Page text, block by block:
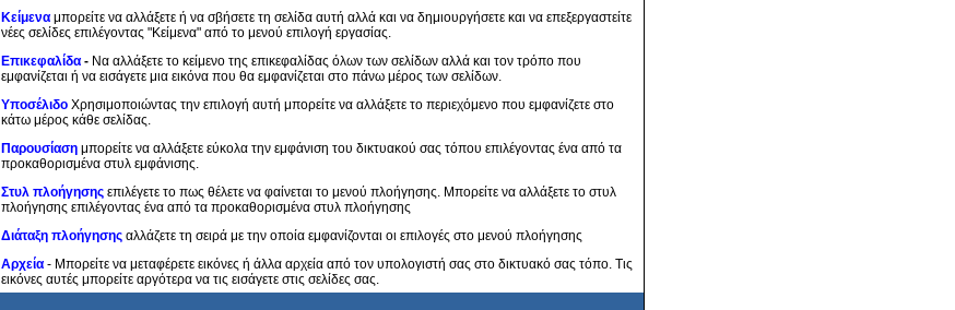
Κείμενα μπορείτε να αλλάξετε ή να σβήσετε τη σελίδα αυτή αλλά και να δημιουργήσετε και να επεξεργαστείτε
νέες σελίδες επιλέγοντας "Κείμενα" από το μενού επιλογή εργασίας.
Επικεφαλίδα -Να αλλάξετε το κείμενο της επικεφαλίδας όλων των σελίδων αλλά και τον τρόπο που
εμφανίζεται ή να εισάγετε μια εικόνα που θα εμφανίζεται στο πάνω μέρος των σελίδων.
Υποσέλιδο Χρησιμοποιώντας την επιλογή αυτή μπορείτε να αλλάξετε το περιεχόμενο που εμφανίζετε στο
κάτω μέρος κάθε σελίδας.
Παρουσίασημπορείτε να αλλάξετε εύκολα την εμφάνιση του δικτυακού σας τόπου επιλέγοντας ένα από τα
προκαθορισμένα στυλ εμφάνισης.
Στυλ πλοήγησηςεπιλέγετε το πως θέλετε να φαίνεται το μενού πλοήγησης. Μπορείτε να αλλάξετε το στυλ
πλοήγησης επιλέγοντας ένα από τα προκαθορισμένα στυλ πλοήγησης
Διάταξη πλοήγησηςαλλάζετε τη σειρά με την οποία εμφανίζονται οι επιλογές στο μενού πλοήγησης
Αρχεία- Μπορείτε να μεταφέρετε εικόνες ή άλλα αρχεία από τον υπολογιστή σας στο δικτυακό σας τόπο. Τις
εικόνες αυτές μπορείτε αργότερα να τις εισάγετε στις σελίδες σας.